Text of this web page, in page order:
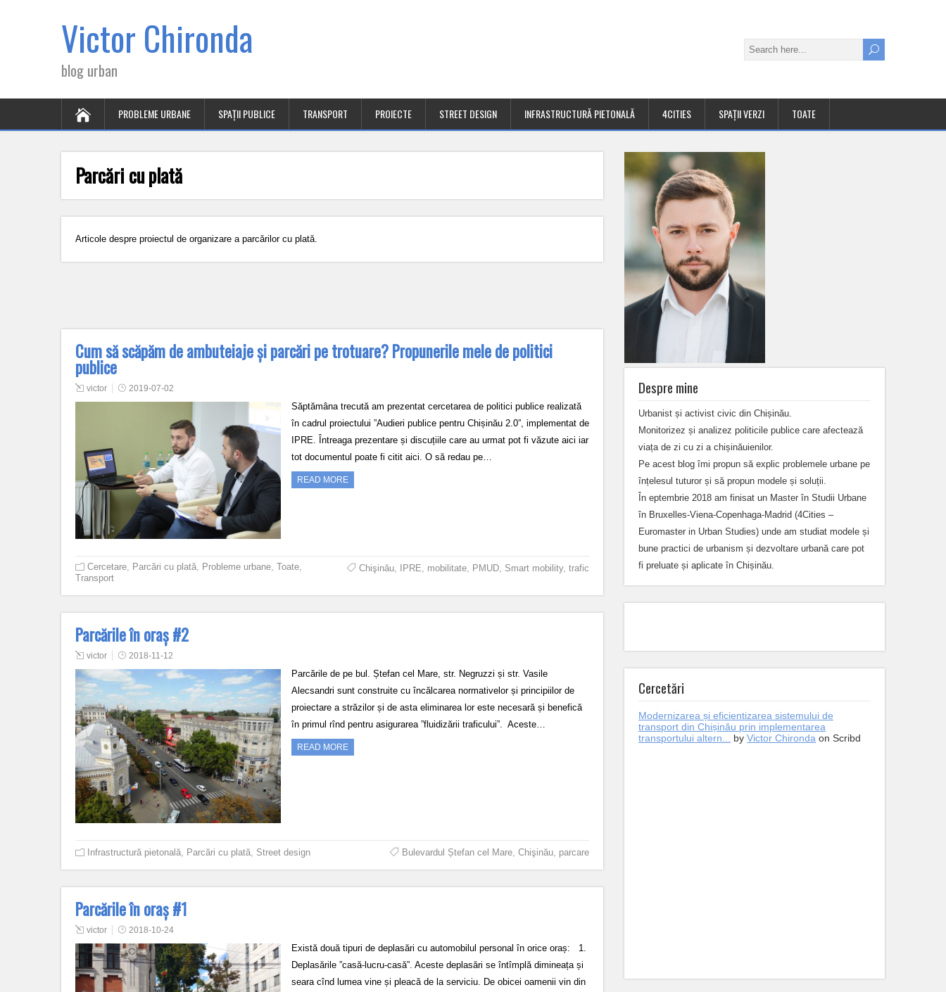
Victor Chironda
blog urban
PROBLEME URBANE SPAȚII PUBLICE TRANSPORT PROIECTE STREET DESIGN INFRASTRUCTURĂ PIETONALĂ 4CITIES SPAȚII VERZI TOATE
Parcări cu plată
Articole despre proiectul de organizare a parcărilor cu plată.
Cum să scăpăm de ambuteiaje și parcări pe trotuare? Propunerile mele de politici
publice
victor 2019-07-02
Săptămâna trecută am prezentat cercetarea de politici publice realizată
în cadrul proiectului ”Audieri publice pentru Chișinău 2.0”, implementat de
IPRE. Întreaga prezentare și discuțiile care au urmat pot fi văzute aici iar
tot documentul poate fi citit aici. O să redau pe…
READ MORE
Cercetare Parcări cu plată Probleme urbane Toate
Transport
Chişinău, IPRE mobilitate, PMUD, Smart mobility, trafic
Parcările în oraș #2
victor 2018-11-12
Parcările de pe bul. Ștefan cel Mare, str. Negruzzi și str. Vasile
Alecsandri sunt construite cu încălcarea normativelor și principiilor de
proiectare a străzilor și de asta eliminarea lor este necesară și benefică
în primul rînd pentru asigurarea ”fluidizării traficului”. Aceste…
READ MORE
Infrastructură pietonală Parcări cu plată Street design Bulevardul Ștefan cel Mare, Chişinău, parcare
Parcările în oraș #1
victor 2018-10-24
Există două tipuri de deplasări cu automobilul personal în orice oraș: 1.
Deplasările ”casă-lucru-casă”. Aceste deplasări se întîmplă dimineața și
seara cînd lumea vine și pleacă de la serviciu. De obicei oamenii vin din
Despre mine
Urbanist și activist civic din Chișinău.
Monitorizez și analizez politicile publice care afectează
viața de zi cu zi a chișinăuienilor.
Pe acest blog îmi propun să explic problemele urbane pe
înțelesul tuturor și să propun modele și soluții.
În eptembrie 2018 am finisat un Master în Studii Urbane
în Bruxelles-Viena-Copenhaga-Madrid (4Cities –
Euromaster in Urban Studies) unde am studiat modele și
bune practici de urbanism și dezvoltare urbană care pot
fi preluate și aplicate în Chișinău.
Cercetări
Modernizarea și eficientizarea sistemului de
transport din Chișinău prin implementarea
transportului altern...
by Victor Chironda on Scribd